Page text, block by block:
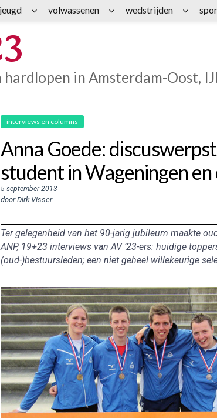
in Amsterdam-Oost,
interviews en columns
Anna Goede:
student in Wageningen
5 september 2013
door Dirk Visser
Ter gelegenheid van het 90-jarig jubileum maakte
ANP, 19+23 interviews van AV ’23-ers: huidige
(oud-)bestuursleden; een niet geheel willekeurige
jeugd volwassenen wedstrijden